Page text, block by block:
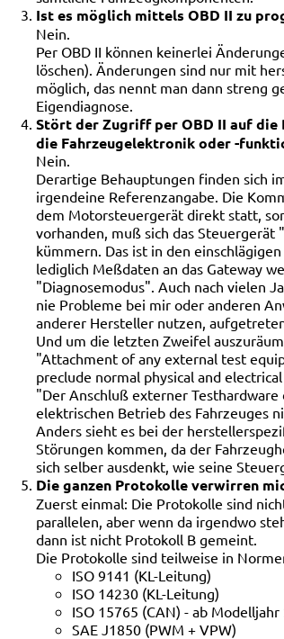
Ist es möglich mittels OBD II zu
Nein.
Per OBD II können keinerlei
löschen). Änderungen sind nur mit
möglich, das nennt man dann streng
Eigendiagnose.
Stört der Zugriff per OBD II auf
die Fahrzeugelektronik oder -
Nein.
Derartige Behauptungen finden sich
irgendeine Referenzangabe. Die
dem Motorsteuergerät direkt statt,
vorhanden, muß sich das
kümmern. Das ist in den
lediglich Meßdaten an das Gateway
"Diagnosemodus". Auch nach vielen
nie Probleme bei mir oder anderen
anderer Hersteller nutzen,
Und um die letzten Zweifel
"Attachment of any external test
preclude normal physical and
"Der Anschluß externer
elektrischen Betrieb des Fahrzeuges
Anders sieht es bei der
Störungen kommen, da der
sich selber ausdenkt, wie seine
Die ganzen Protokolle verwirren
Zuerst einmal: Die Protokolle sind
parallelen, aber wenn da irgendwo
dann ist nicht Protokoll B gemeint.
Die Protokolle sind teilweise in
ISO 9141 (KL-Leitung)
ISO 14230 (KL-Leitung)
ISO 15765 (CAN) - ab
SAE J1850 (PWM + VPW)